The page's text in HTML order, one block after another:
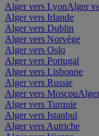
Alger vers LyonAlger
Alger vers Irlande
Alger vers Dublin
Alger vers Norvège
Alger vers Oslo
Alger vers Portugal
Alger vers Lisbonne
Alger vers Russie
Alger vers Moscou
Alger vers Turquie
Alger vers Istanbul
Alger vers Autriche